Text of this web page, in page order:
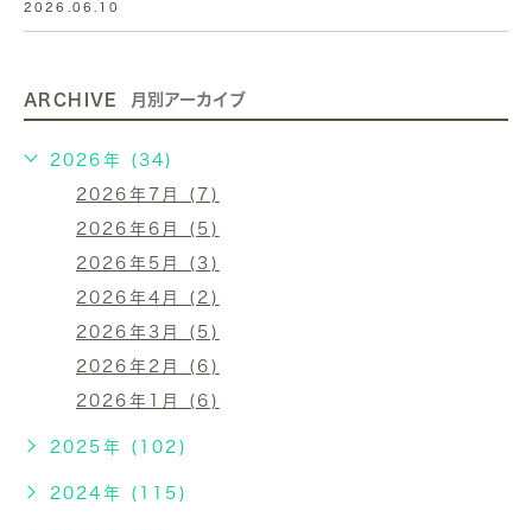
2026.06.10
ARCHIVE 月別アーカイブ
2026年 (34)
2026年7月 (7)
2026年6月 (5)
2026年5月 (3)
2026年4月 (2)
2026年3月 (5)
2026年2月 (6)
2026年1月 (6)
2025年 (102)
2024年 (115)